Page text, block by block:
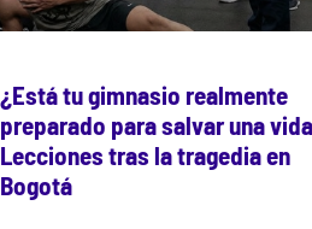
¿Está tu gimnasio realmente
preparado para salvar una
Lecciones tras la tragedia en
Bogotá